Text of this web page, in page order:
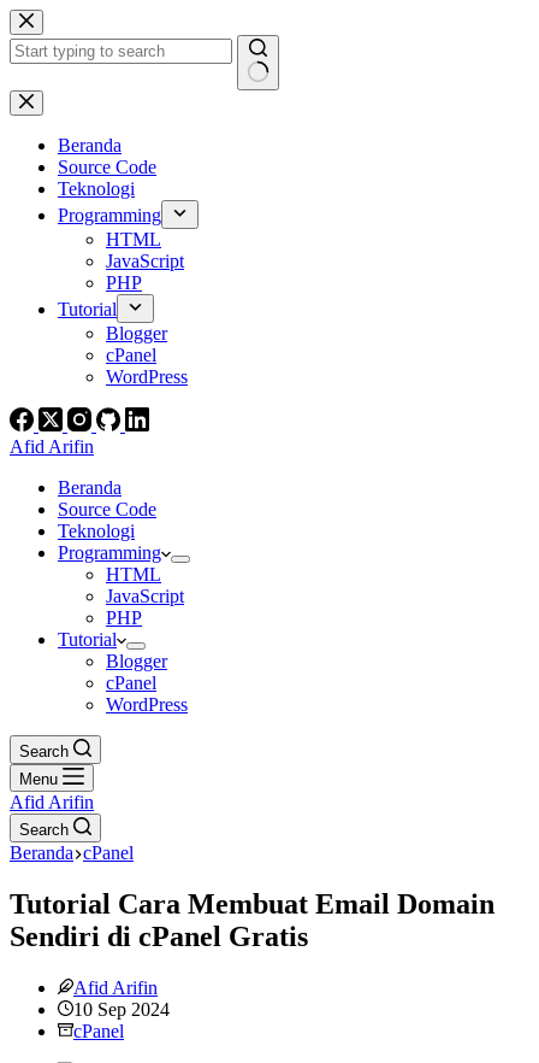
Skip
to
content
No
results
Beranda
Source Code
Teknologi
Programming
HTML
JavaScript
PHP
Tutorial
Blogger
cPanel
WordPress
Afid Arifin
Beranda
Source Code
Teknologi
Programming
HTML
JavaScript
PHP
Tutorial
Blogger
cPanel
WordPress
Search
Menu
Afid Arifin
Search
Beranda cPanel
Tutorial Cara Membuat Email Domain
Sendiri di cPanel Gratis
Afid Arifin
10 Sep 2024
cPanel